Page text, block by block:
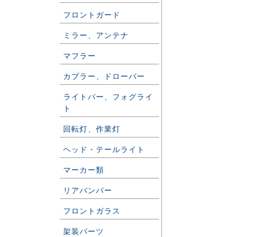
フロントガード
ミラー、アンテナ
マフラー
カプラー、ドローバー
ライトバー、フォグライ
ト
回転灯、作業灯
ヘッド・テールライト
マーカー類
リアバンパー
フロントガラス
架装パーツ